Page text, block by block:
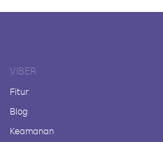
VIBER
Fitur
Blog
Keamanan